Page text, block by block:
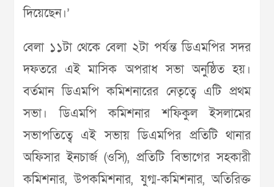
দিয়েছেন।’
বেলা ১১টা থেকে বেলা ২টা পর্যন্ত ডিএমপির সদর
দফতরে এই মাসিক অপরাধ সভা অনুষ্ঠিত হয়।
বর্তমান ডিএমপি কমিশনারের নেতৃত্বে এটি প্রথম
সভা। ডিএমপি কমিশনার শফিকুল ইসলামের
সভাপতিত্বে এই সভায় ডিএমপির প্রতিটি থানার
অফিসার ইনচার্জ (ওসি), প্রতিটি বিভাগের সহকারী
কমিশনার, উপকমিশনার, যুগ্ম-কমিশনার, অতিরিক্ত